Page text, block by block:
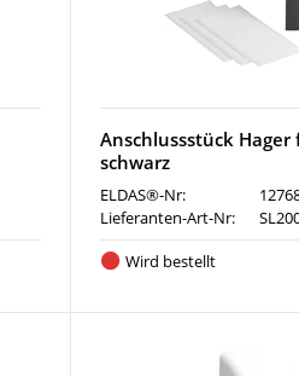
Anschlussstück Hager
schwarz
ELDAS®-Nr:
Lieferanten-Art-Nr:
Wird bestellt